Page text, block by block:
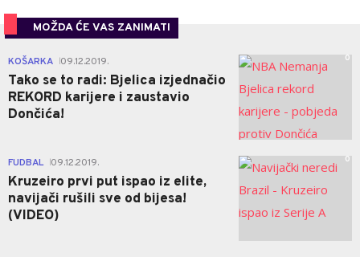
MOŽDA ĆE VAS ZANIMATI
KOŠARKA 09.12.2019.
Tako se to radi: Bjelica izjednačio
REKORD karijere i zaustavio
Dončića!
0
FUDBAL 09.12.2019.
Kruzeiro prvi put ispao iz elite,
navijači rušili sve od bijesa!
(VIDEO)
0